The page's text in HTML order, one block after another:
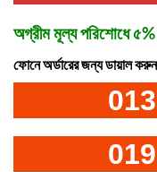
অগ্রীম মূল্য পরিশোধে ৫%
ফোনে অর্ডারের জন্য ডায়াল করুন